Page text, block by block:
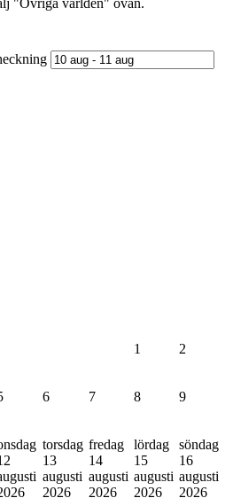
1 2
6 7 8 9
torsdag
13
augusti
2026
fredag
14
augusti
2026
lördag
15
augusti
2026
söndag
16
augusti
2026